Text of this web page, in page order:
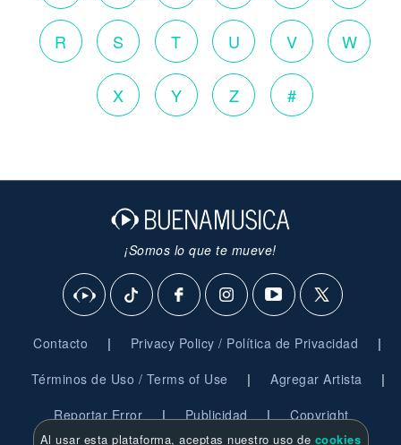
R S T U V W
X Y Z #
¡Somos lo que te mueve!
Contacto | Privacy Policy / Política de Privacidad |
Términos de Uso / Terms of Use | Agregar Artista |
Reportar Error | Publicidad | Copyright
Al usar esta plataforma, aceptas nuestro uso de cookies